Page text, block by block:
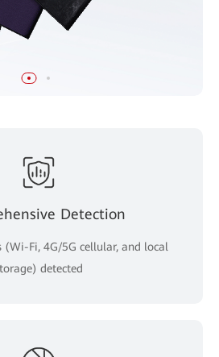
Detection
(Wi-Fi, 4G/5G cellular, and local
detected